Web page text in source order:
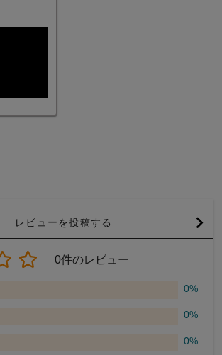
レビューを投稿する
0件のレビュー
0%
0%
0%